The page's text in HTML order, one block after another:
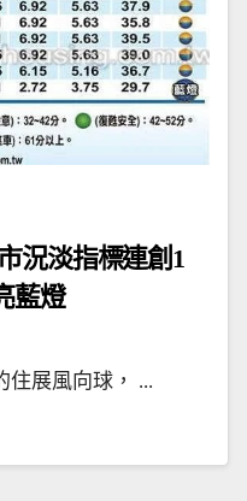
況淡指標連創1
藍燈
住展風向球， ...